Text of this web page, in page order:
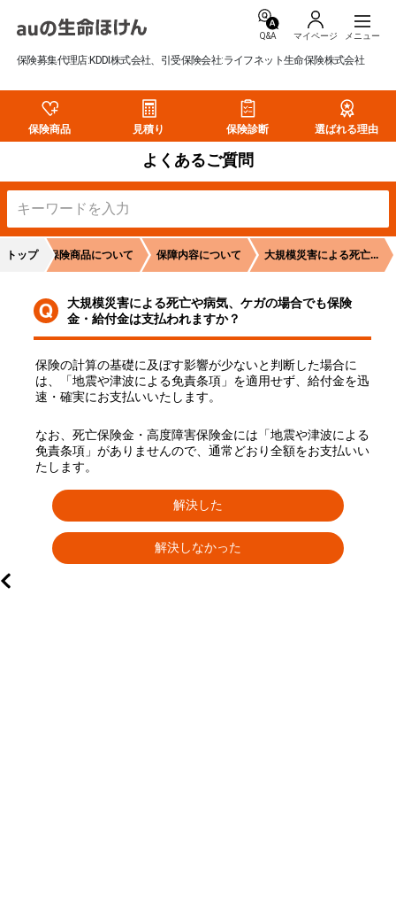
Q&A マイページ
保険募集代理店:KDDI株式会社、引受保険会社:ライフネット生命保険株式会社
保険商品 見積り 保険診断 選ばれる理由
よくあるご質問
トップ生命保険商品について 保障内容について 大規模災害による死亡...
大規模災害による死亡や病気、ケガの場合でも保険
金・給付金は支払われますか？
保険の計算の基礎に及ぼす影響が少ないと判断した場合に
は、「地震や津波による免責条項」を適用せず、給付金を迅
速・確実にお支払いいたします。
なお、死亡保険金・高度障害保険金には「地震や津波による
免責条項」がありませんので、通常どおり全額をお支払いい
たします。
解決した
解決しなかった